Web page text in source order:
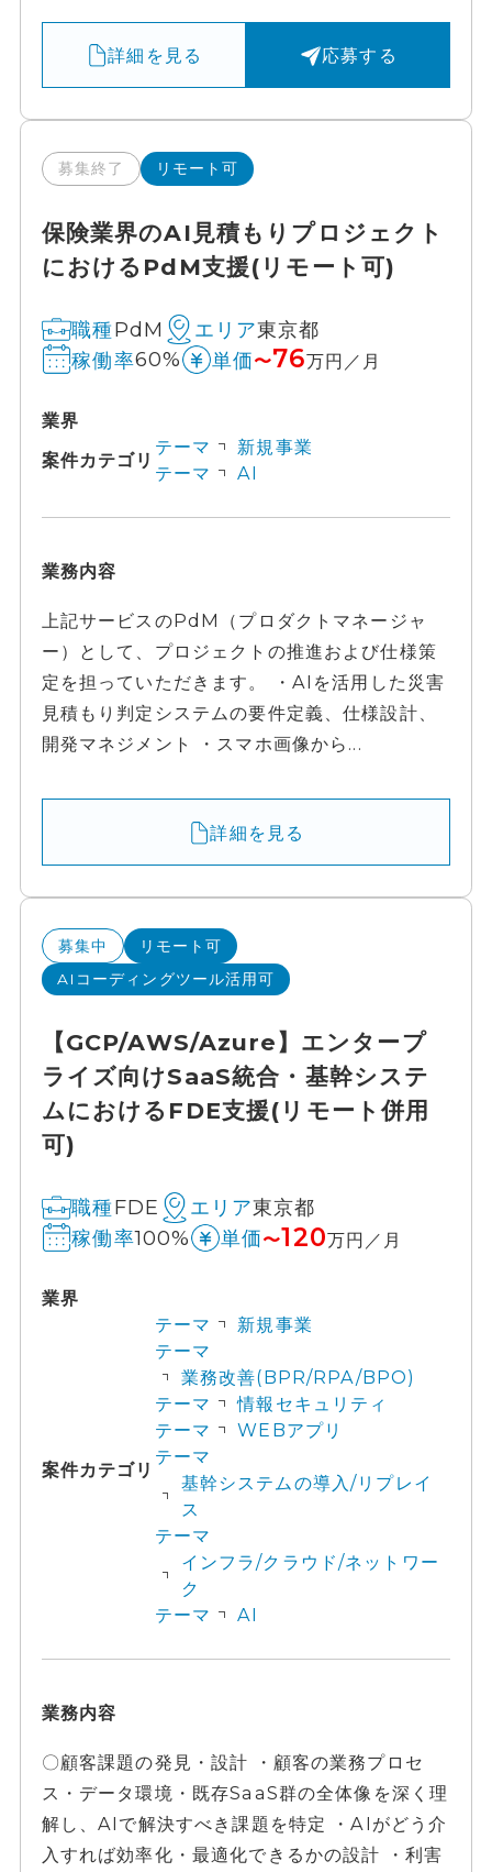
詳細を見る 応募する
募集終了 リモート可
保険業界のAI見積もりプロジェクト
におけるPdM支援(リモート可)
職種PdM エリア東京都
稼働率60% 単価〜76万円／月
業界
案件カテゴリ
テーマ
新規事業
テーマ
AI
業務内容
上記サービスのPdM（プロダクトマネージャ
ー）として、プロジェクトの推進および仕様策
定を担っていただきます。 ・AIを活用した災害
見積もり判定システムの要件定義、仕様設計、
開発マネジメント ・スマホ画像から...
詳細を見る
募集中
リモート可
AIコーディングツール活用可
【GCP/AWS/Azure】エンタープ
ライズ向けSaaS統合・基幹システ
ムにおけるFDE支援(リモート併用
可)
職種FDE エリア東京都
稼働率100% 単価〜120万円／月
業界
案件カテゴリ
テーマ
新規事業
テーマ
業務改善(BPR/RPA/BPO)
テーマ
情報セキュリティ
テーマ
WEBアプリ
テーマ
基幹システムの導入/リプレイ
ス
テーマ
インフラ/クラウド/ネットワー
ク
テーマ
AI
業務内容
〇顧客課題の発見・設計 ・顧客の業務プロセ
ス・データ環境・既存SaaS群の全体像を深く理
解し、AIで解決すべき課題を特定 ・AIがどう介
入すれば効率化・最適化できるかの設計 ・利害